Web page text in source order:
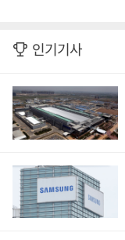
인기기사